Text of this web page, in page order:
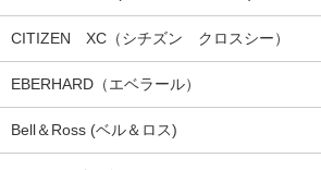
CITIZEN XC（シチズン クロスシー）
EBERHARD（エベラール）
Bell＆Ross (ベル＆ロス)